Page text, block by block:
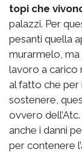
topi che
palazzi. Per
pesanti quella
murarmelo,
lavoro a carico
al fatto che per
sostenere,
ovvero
anche i danni
per contenere